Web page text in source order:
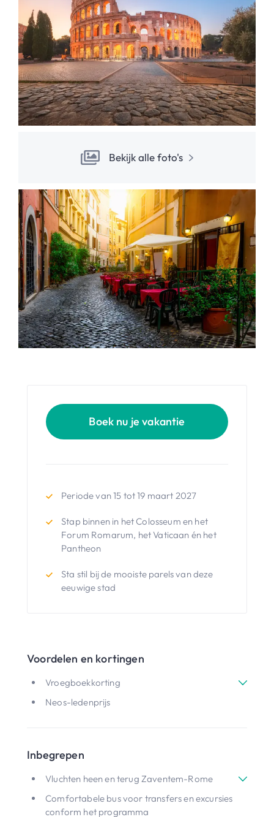
Bekijk alle foto's
Boek nu je vakantie
Periode van 15 tot 19 maart 2027
Stap binnen in het Colosseum en het
Forum Romarum, het Vaticaan én het
Pantheon
Sta stil bij de mooiste parels van deze
eeuwige stad
Voordelen en kortingen
Vroegboekkorting
Neos-ledenprijs
Inbegrepen
Vluchten heen en terug Zaventem-Rome
Comfortabele bus voor transfers en excursies
conform het programma